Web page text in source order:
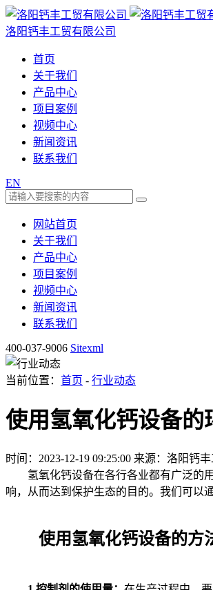
洛阳钙丰工贸有限公司
首页
关于我们
产品中心
项目案例
视频中心
新闻资讯
联系我们
EN
网站首页
关于我们
产品中心
项目案例
视频中心
新闻资讯
联系我们
400-037-9006 Sitexml
当前位置： 首页 - 行业动态
使用氢氧化钙设备的
时间：2023-12-19 09:25:00 来源：洛阳钙
氢氧化钙设备在各行各业都有广泛的用
响，从而达到保护生态的目的。我们可以
使用氢氧化钙设备的方